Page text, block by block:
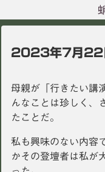
2023年7月22
母親が「行きたい講
んなことは珍しく、
たことだ。
私も興味のない内容
かその登壇者は私が